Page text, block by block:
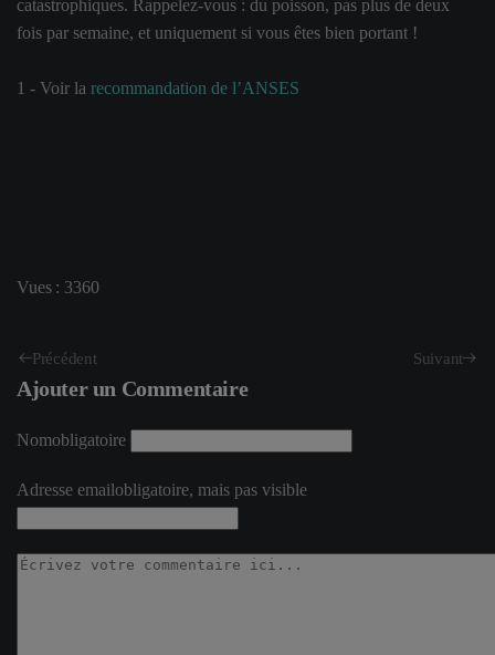
catastrophiques. Rappelez-vous : du poisson, pas plus de deux
fois par semaine, et uniquement si vous êtes bien portant !
1 - Voir la recommandation de l’ANSES
Vues : 3360
Précédent Suivant
Ajouter un Commentaire
Nomobligatoire
Adresse emailobligatoire, mais pas visible